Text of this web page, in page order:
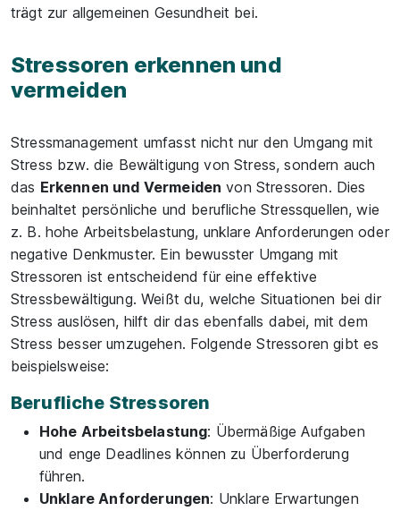
trägt zur allgemeinen Gesundheit bei.
Stressoren erkennen und
vermeiden
Stressmanagement umfasst nicht nur den Umgang mit
Stress bzw. die Bewältigung von Stress, sondern auch
das Erkennen und Vermeiden von Stressoren. Dies
beinhaltet persönliche und berufliche Stressquellen, wie
z. B. hohe Arbeitsbelastung, unklare Anforderungen oder
negative Denkmuster. Ein bewusster Umgang mit
Stressoren ist entscheidend für eine effektive
Stressbewältigung. Weißt du, welche Situationen bei dir
Stress auslösen, hilft dir das ebenfalls dabei, mit dem
Stress besser umzugehen. Folgende Stressoren gibt es
beispielsweise:
Berufliche Stressoren
Hohe Arbeitsbelastung: Übermäßige Aufgaben
und enge Deadlines können zu Überforderung
führen.
Unklare Anforderungen: Unklare Erwartungen